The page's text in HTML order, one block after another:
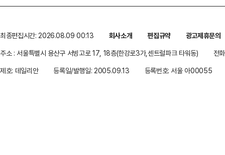
최종편집시간: 2026.08.09 00:13 회사소개 편집규약
광고제휴문의
주소 : 서울특별시 용산구 서빙고로 17, 18층(한강로3가,센트럴파크 타워동)
전
제호: 데일리안
등록일/발행일: 2005.09.13 등록번호: 서울 아00055